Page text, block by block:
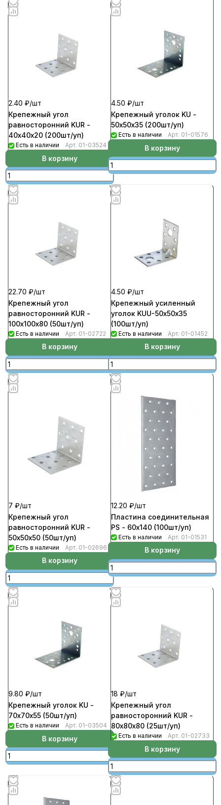
2.40 ₽/шт
Крепежный угол
равносторонний KUR -
40х40x20 (200шт/уп)
Есть в наличии Арт. 01-03524
В корзину
4.50 ₽/шт
Крепежный уголок KU -
50х50х35 (200шт/уп)
Есть в наличии Арт. 01-01576
В корзину
22.70 ₽/шт
Крепежный угол
равносторонний KUR -
100х100х80 (50шт/уп)
Есть в наличии Арт. 01-02722
В корзину
4.50 ₽/шт
Крепежный усиленный
уголок KUU-50х50х35
(100шт/уп)
Есть в наличии Арт. 01-01452
В корзину
7 ₽/шт
Крепежный угол
равносторонний KUR -
50х50х50 (50шт/уп)
Есть в наличии Арт. 01-02696
В корзину
12.20 ₽/шт
Пластина соединительная
PS - 60х140 (100шт/уп)
Есть в наличии Арт. 01-01531
В корзину
9.80 ₽/шт
Крепежный уголок KU -
70х70х55 (50шт/уп)
Есть в наличии Арт. 01-03504
В корзину
18 ₽/шт
Крепежный угол
равносторонний KUR -
80х80х80 (25шт/уп)
Есть в наличии Арт. 01-02733
В корзину